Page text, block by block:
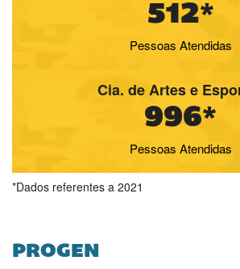
512*
Pessoas Atendidas
Cia. de Artes e
996*
Pessoas Atendidas
*Dados referentes a 2021
PROGEN